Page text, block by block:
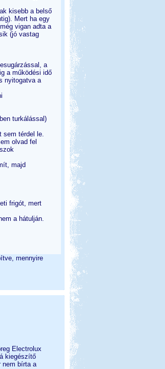
kisebb a belső
Mert ha egy
vigan adta a
(jó vastag
a
a működési idő
nyitogatva a
turkálással)
sem térdel le.
olvad fel
majd
frigót, mert
a hátulján.
mennyire
Electrolux
kiegészítő
nem bírta a